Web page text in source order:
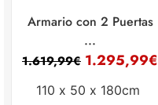
Armario con 2 Puertas
...
1.619,99€ 1.295,99€
110 x 50 x 180cm